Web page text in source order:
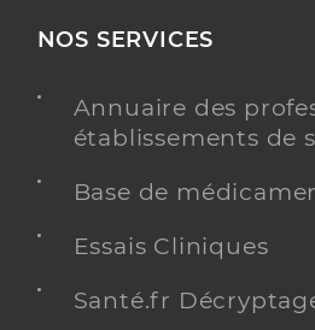
NOS SERVICES
Annuaire des
établissements de
Base de
Essais Cliniques
Santé.fr